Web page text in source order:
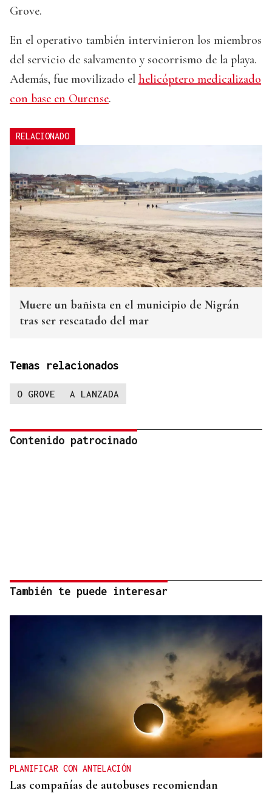
Grove.
En el operativo también intervinieron los miembros
del servicio de salvamento y socorrismo de la playa.
Además, fue movilizado el helicóptero medicalizado
con base en Ourense.
RELACIONADO
Muere un bañista en el municipio de Nigrán
tras ser rescatado del mar
Temas relacionados
O GROVE A LANZADA
Contenido patrocinado
También te puede interesar
PLANIFICAR CON ANTELACIÓN
Las compañías de autobuses recomiendan